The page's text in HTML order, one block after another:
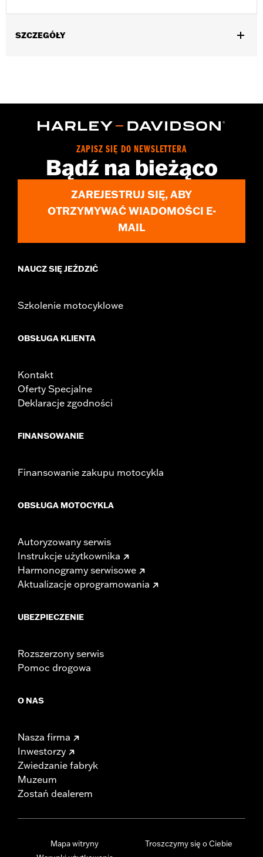
SZCZEGÓŁY
WARRANTY:2 year limited warranty – Go towww.h-
d.com/warrantyfor full details
ZAPISZ SIĘ DO NEWSLETTERA
Bądź na bieżąco
ZAREJESTRUJ SIĘ, ABY
OTRZYMYWAĆ WIADOMOŚCI E-
MAIL
NAUCZ SIĘ JEŹDZIĆ
Szkolenie motocyklowe
OBSŁUGA KLIENTA
Kontakt
Oferty Specjalne
Deklaracje zgodności
FINANSOWANIE
Finansowanie zakupu motocykla
OBSŁUGA MOTOCYKLA
Autoryzowany serwis
Instrukcje użytkownika
Harmonogramy serwisowe
Aktualizacje oprogramowania
UBEZPIECZENIE
Rozszerzony serwis
Pomoc drogowa
O NAS
Nasza firma
Inwestorzy
Zwiedzanie fabryk
Muzeum
Zostań dealerem
Mapa witryny
Troszczymy się o Ciebie